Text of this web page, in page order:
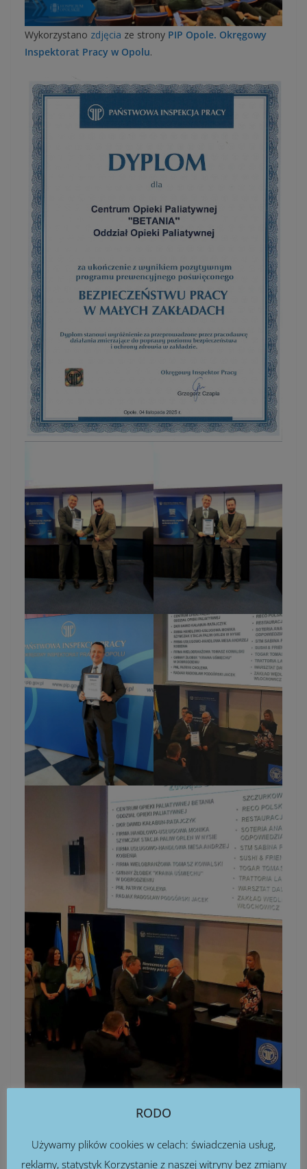
Wykorzystano zdjęcia ze strony PIP Opole. Okręgowy
Inspektorat Pracy w Opolu.
RODO
Używamy plików cookies w celach: świadczenia usług,
reklamy, statystyk Korzystanie z naszej witryny bez zmiany